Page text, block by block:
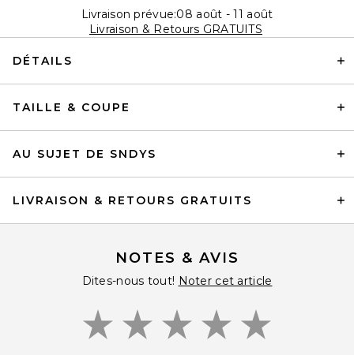
Livraison prévue:08 août - 11 août
Livraison & Retours GRATUITS
DÉTAILS
TAILLE & COUPE
AU SUJET DE SNDYS
LIVRAISON & RETOURS GRATUITS
NOTES & AVIS
Dites-nous tout! Noter cet article